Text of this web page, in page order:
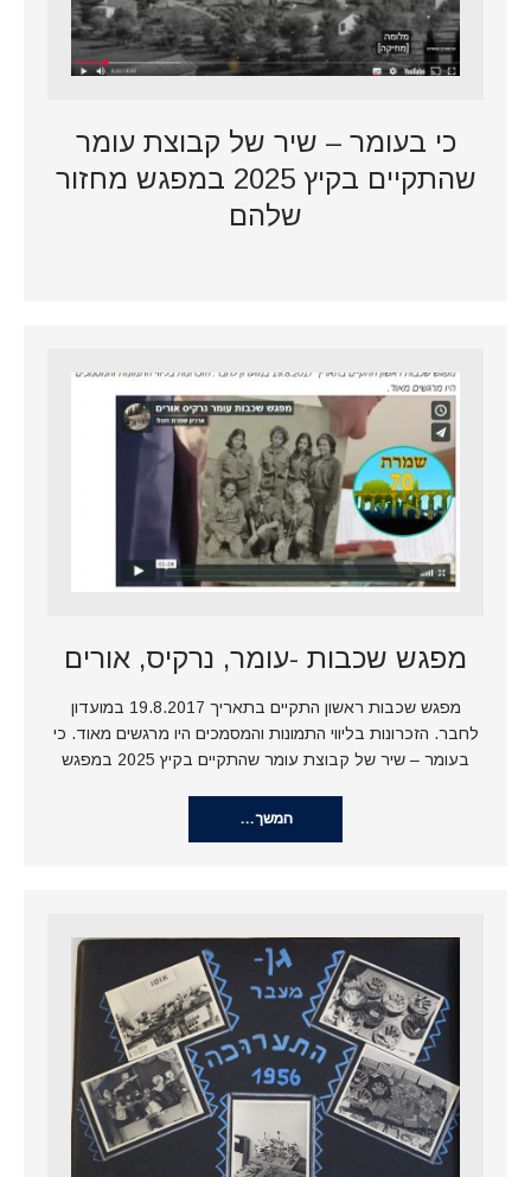
כי בעומר – שיר של קבוצת עומר
שהתקיים בקיץ 2025 במפגש מחזור
שלהם
מפגש שכבות -עומר, נרקיס, אורים
מפגש שכבות ראשון התקיים בתאריך 19.8.2017 במועדון
לחבר. הזכרונות בליווי התמונות והמסמכים היו מרגשים מאוד. כי
בעומר – שיר של קבוצת עומר שהתקיים בקיץ 2025 במפגש
המשך…